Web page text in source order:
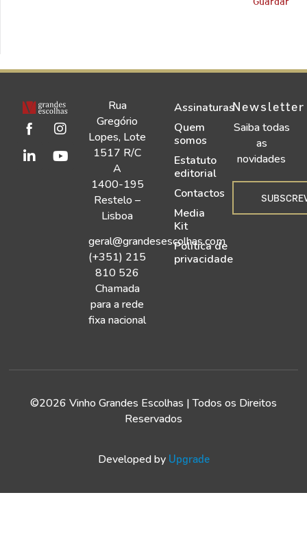
Guardar
Rua
Gregório
Lopes, Lote
1517 R/C
A
1400-195
Restelo –
Lisboa
geral@grandesescolhas.com
(+351) 215
810 526
Chamada
para a rede
fixa nacional
Assinaturas
Quem
somos
Estatuto
editorial
Contactos
Media
Kit
Política de
privacidade
Newsletter
Saiba todas
as
novidades
©2026 Vinho Grandes Escolhas | Todos os Direitos
Reservados
Developed by Upgrade